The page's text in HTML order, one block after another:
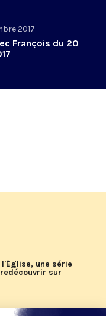
2017
François du 20
une série
sur